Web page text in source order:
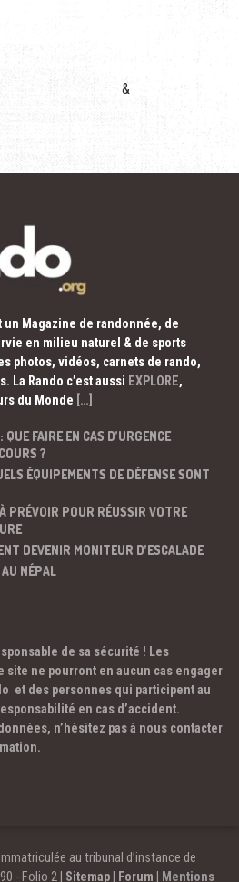
&
un Magazine de randonnée, de
en milieu naturel & de sports
photos, vidéos, carnets de rando,
La Rando c’est aussi EXPLORE,
du Monde […]
FAIRE EN CAS D’URGENCE
?
ÉQUIPEMENTS DE DÉFENSE SONT
PRÉVOIR POUR RÉUSSIR VOTRE
DEVENIR MONITEUR D’ESCALADE
AU NÉPAL
de sa sécurité ! Les
site ne pourront en aucun cas engager
et des personnes qui participent au
en cas d’accident.
n’hésitez pas à nous contacter
au tribunal d’instance de
- Folio 2 | Sitemap| Forum Mentions